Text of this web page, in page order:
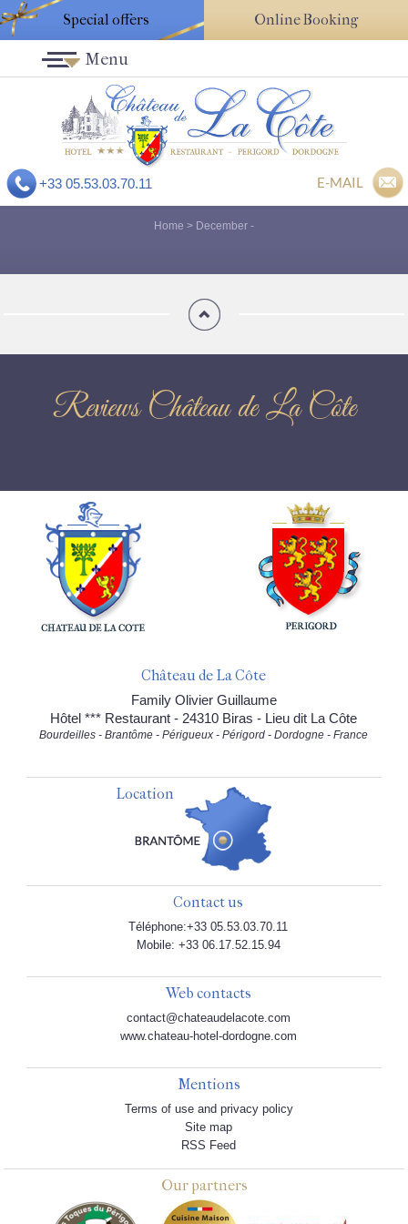
Special offers Online Booking
+33 05.53.03.70.11 E-MAIL
Menu
Home > December -
Reviews Château de La Côte
Château de La Côte
Family Olivier Guillaume
Hôtel *** Restaurant - 24310 Biras - Lieu dit La Côte
Bourdeilles - Brantôme - Périgueux - Périgord - Dordogne - France
Location
Contact us
Téléphone:+33 05.53.03.70.11
Mobile: +33 06.17.52.15.94
Web contacts
contact@chateaudelacote.com
www.chateau-hotel-dordogne.com
Mentions
Terms of use and privacy policy
Site map
RSS Feed
Our partners